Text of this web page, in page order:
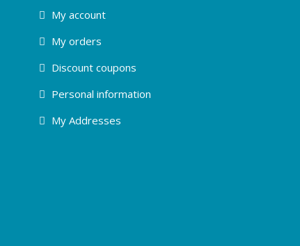
My account
My orders
Discount coupons
Personal information
My Addresses